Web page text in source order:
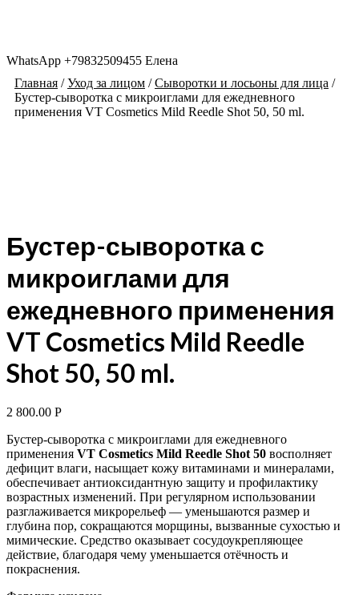
WhatsApp +79832509455 Елена
Главная /Уход за лицом /Сыворотки и лосьоны для лица /
Бустер-сыворотка с микроиглами для ежедневного
применения VT Cosmetics Mild Reedle Shot 50, 50 ml.
Бустер-сыворотка с
микроиглами для
ежедневного применения
VT Cosmetics Mild Reedle
Shot 50, 50 ml.
2 800.00 Р
Бустер-сыворотка с микроиглами для ежедневного
применения VT Cosmetics Mild Reedle Shot 50 восполняет
дефицит влаги, насыщает кожу витаминами и минералами,
обеспечивает антиоксидантную защиту и профилактику
возрастных изменений. При регулярном использовании
разглаживается микрорельеф — уменьшаются размер и
глубина пор, сокращаются морщины, вызванные сухостью и
мимические. Средство оказывает сосудоукрепляющее
действие, благодаря чему уменьшается отёчность и
покраснения.